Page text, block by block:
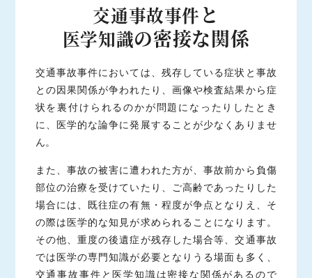
交通事故事件 と
医学知識の密接な関係
交通事故事件においては、残存している症状と事故
との因果関係が争われたり、画像や検査結果から症
状を裏付けられるのかが問題になったりしたとき
に、医学的な論争に発展することが少なくありませ
ん。
また、事故の被害に遭われた方が、事故前から負傷
部位の治療を受けていたり、ご高齢であったりした
場合には、既往症の有無・程度が争点となりえ、そ
の際は医学的な知見が求められることになります。
その他、重度の後遺症が残存した場合等、交通事故
では医学の専門知識が必要となりうる場面も多く、
交通事故事件と医学知識は密接な関係があるので